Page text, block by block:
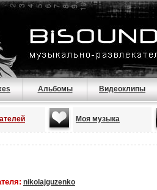
Альбомы Видеоклипы
Моя музыка
nikolajguzenko